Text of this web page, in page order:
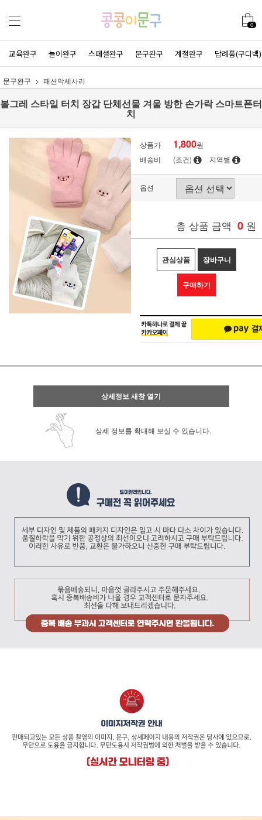
0
교육완구 놀이완구 스페셜완구 문구완구 계절완구 답례품(구디백)
문구완구 패션악세사리
볼그레 스타일 터치 장갑 단체선물 겨울 방한 손가락 스마트폰터
치
상품가 1,800원
배송비
(조건) 지역별
옵션
총 상품 금액 0 원
관심상품 장바구니
구매하기
상세정보 새창 열기
상세 정보를 확대해 보실 수 있습니다.